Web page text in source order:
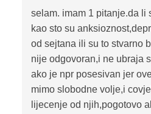
selam. imam 1 pitanje.da li
kao sto su
od sejtana ili su to stvarno
nije odgovoran,i ne ubraja
ako je npr posesivan jer
mimo slobodne volje,i
lijecenje od njih,pogotovo